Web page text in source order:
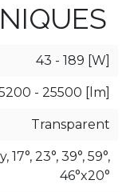
43 - 189 [W]
- 25500 [lm]
Transparent
23°, 39°, 59°,
46°x20°